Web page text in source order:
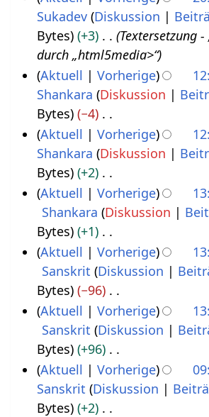
s
z
u
s
a
m
m
e
n
f
a
s
u
n
g
u
n
g
z
u
s
a
m
m
e
n
f
a
s
u
n
g
e
i
u
n
g
z
u
s
a
m
m
e
n
f
a
s
u
n
g
a
r
b
e
i
t
u
n
g
z
u
s
a
m
m
e
n
f
a
s
s
1
e
B
e
a
r
b
e
i
t
u
n
g
z
u
s
a
m
m
e
n
z
1
e
i
n
e
B
e
a
r
b
e
i
t
u
n
g
z
u
s
a
m
M
z
1
Sukadev Diskussion
Bytes
+3
Textersetzung
durch „html5media>“
z
b
2
5
Aktuell Vorherige
Shankara Diskussion
Bytes
−4
K
e
i
n
B
e
a
r
b
e
i
t
u
n
Aktuell Vorherige
Shankara Diskussion
Bytes
+2
K
i
n
B
e
a
r
b
e
i
D
e
e
Aktuell Vorherige
Shankara Diskussion
Bytes
+1
K
i
n
B
e
a
r
Aktuell Vorherige
Sanskrit Diskussion
Bytes
−96
K
i
n
e
B
Aktuell Vorherige
Sanskrit Diskussion
Bytes
+96
K
e
i
Aktuell Vorherige
Sanskrit Diskussion
Bytes
+2